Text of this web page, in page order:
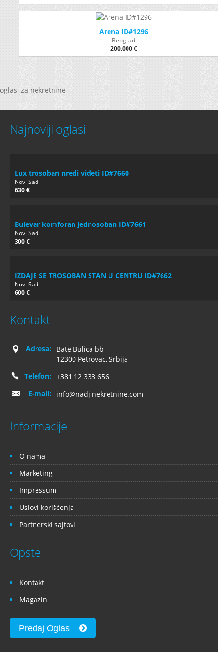
Arena ID#1296
Beograd
200.000 €
oglasi za nekretnine
Najnoviji oglasi
Lux trosoban nredi videti ID#7660
Novi Sad
630 €
Bulevar komforan jednosoban ID#7661
Novi Sad
300 €
IZDAJE SE TROSOBAN STAN U CENTRU ID#7662
Novi Sad
600 €
Kontakt
Adresa:
Bate Bulica bb
12300 Petrovac, Srbija
Telefon:
+381 12 333 656
E-mail:
info@nadjinekretnine.com
Informacije
O nama
Marketing
Impressum
Uslovi korišćenja
Partnerski sajtovi
Opste
Kontakt
Magazin
Predaj Oglas